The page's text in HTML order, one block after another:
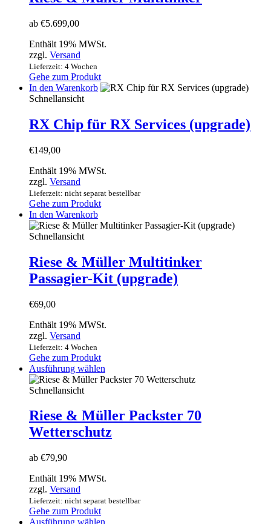
Varianten
Produktseite
gewählt
ab €5.699,00
Enthält 19% MWSt.
zzgl. Versand
Lieferzeit: 4 Wochen
Gehe zum Produkt
In den Warenkorb
Schnellansicht
RX Chip für RX Services (upgrade)
€149,00
Enthält 19% MWSt.
zzgl. Versand
Lieferzeit: nicht separat bestellbar
Gehe zum Produkt
In den Warenkorb
Schnellansicht
Riese & Müller Multitinker
Passagier-Kit (upgrade)
€69,00
Enthält 19% MWSt.
zzgl. Versand
Lieferzeit: 4 Wochen
Gehe zum Produkt
Ausführung wählen
Produkt
Varianten
auf.
Die
gewählt
Schnellansicht
Riese & Müller Packster 70
Wetterschutz
ab €79,90
Enthält 19% MWSt.
zzgl. Versand
Lieferzeit: nicht separat bestellbar
Gehe zum Produkt